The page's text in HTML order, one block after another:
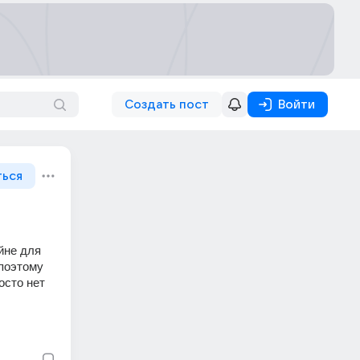
Создать пост Войти
для
нет